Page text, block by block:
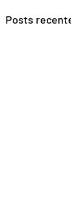
Posts